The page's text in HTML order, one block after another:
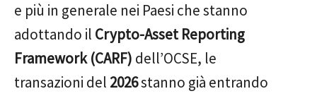
e più in generale nei Paesi che stanno
adottando il Crypto-Asset Reporting
Framework (CARF) dell’OCSE, le
transazioni del 2026stanno già entrando